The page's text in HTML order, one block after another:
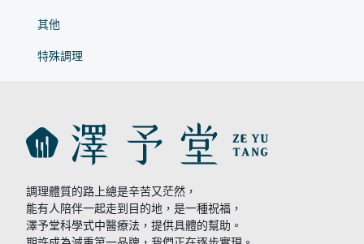
其他
特殊調理
調理體質的路上總是辛苦又茫然，
能有人陪伴一起走到目的地，是一種祝福，
澤予堂科學式中醫療法，提供具體的幫助。